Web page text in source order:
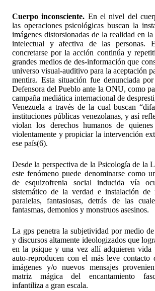
Cuerpo inconsciente. En el nivel del
las operaciones psicológicas buscan la
imágenes distorsionadas de la realidad en la
intelectual y afectiva de las personas.
concretarse por la acción continúa y
grandes medios de des-información que
universo visual-auditivo para la aceptación
mentira. Esta situación fue denunciada
Defensora del Pueblo ante la ONU, como
campaña mediática internacional de
Venezuela a través de la cual buscan
instituciones públicas venezolanas, y así
violan los derechos humanos de quienes
violentamente y propiciar la intervención
ese país(6).
Desde la perspectiva de la Psicología de la
este fenómeno puede denominarse como
de esquizofrenia social inducida vía
sistemático de la verdad e instalación de
paralelas, fantasiosas, detrás de las
fantasmas, demonios y monstruos asesinos.
La gps penetra la subjetividad por medio de
y discursos altamente ideologizados que
en la psique y una vez allí adquieren vida
auto-reproducen con el más leve contacto
imágenes y/o nuevos mensajes
matriz mágica del encantamiento
infantiliza a gran escala.